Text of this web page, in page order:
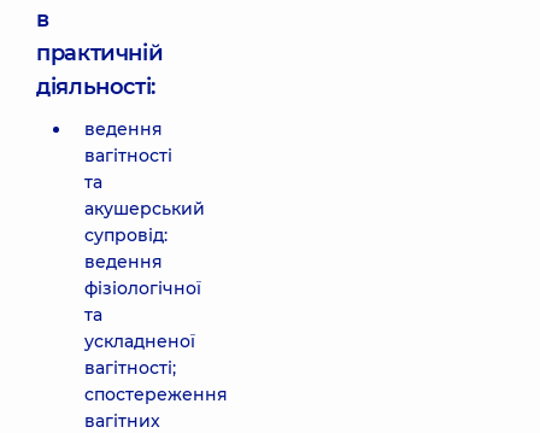
в
практичній
діяльності:
ведення
вагітності
та
акушерський
супровід:
ведення
фізіологічної
та
ускладненої
вагітності;
спостереження
вагітних